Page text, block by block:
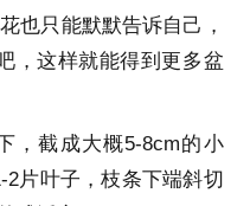
也只能默默告诉自己，
，这样就能得到更多盆
，截成大概5-8cm的小
片叶子，枝条下端斜切